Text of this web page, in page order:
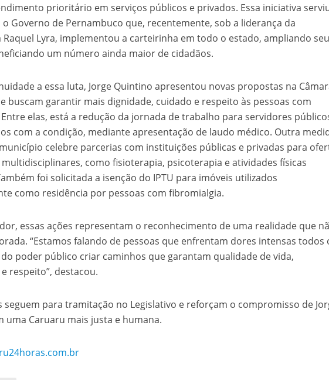
prioritário em serviços públicos e privados. Essa iniciativa
Governo de Pernambuco que, recentemente, sob a liderança da
Lyra, implementou a carteirinha em todo o estado, ampliando seu
um número ainda maior de cidadãos.
a essa luta, Jorge Quintino apresentou novas propostas na
buscam garantir mais dignidade, cuidado e respeito às pessoas com
elas, está a redução da jornada de trabalho para servidores
com a condição, mediante apresentação de laudo médico. Outra
celebre parcerias com instituições públicas e privadas para
como fisioterapia, psicoterapia e atividades físicas
foi solicitada a isenção do IPTU para imóveis utilizados
como residência por pessoas com fibromialgia.
essas ações representam o reconhecimento de uma realidade que
“Estamos falando de pessoas que enfrentam dores intensas todos
do poder público criar caminhos que garantam qualidade de vida,
respeito”, destacou.
seguem para tramitação no Legislativo e reforçam o compromisso de
uma Caruaru mais justa e humana.